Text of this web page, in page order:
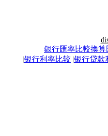
|
銀行匯率比較換算
|银行利率比较 |银行贷款